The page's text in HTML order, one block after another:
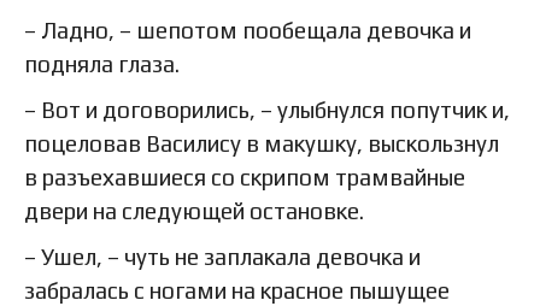
– Ладно, – шепотом пообещала девочка и
подняла глаза.
– Вот и договорились, – улыбнулся попутчик и,
поцеловав Василису в макушку, выскользнул
в разъехавшиеся со скрипом трамвайные
двери на следующей остановке.
– Ушел, – чуть не заплакала девочка и
забралась с ногами на красное пышущее